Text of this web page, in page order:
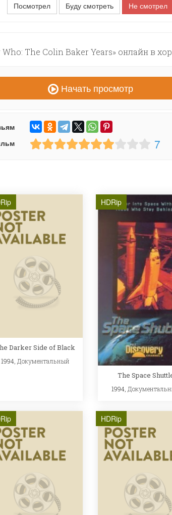
Посмотрел
Буду смотреть Не смотрел
The Colin Baker Years» онлайн в
Начать просмотр
7
Darker Side of Black
1994, Документальный
HDRip
The Space
1994,
HDRip